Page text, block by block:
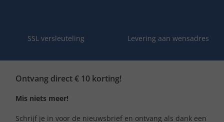
SSL versleuteling Levering aan wensadres
Ontvang direct € 10 korting!
Mis niets meer!
Schrijf je in voor de nieuwsbrief en ontvang als dank een